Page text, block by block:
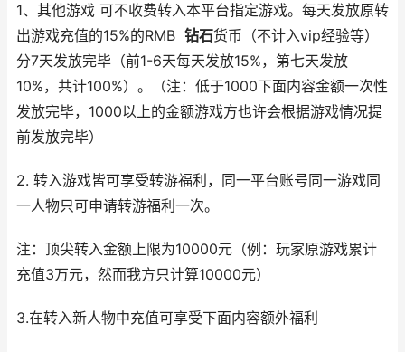
1、其他游戏 可不收费转入本平台指定游戏。每天发放原转
出游戏充值的15%的RMB 钻石货币（不计入vip经验等）
分7天发放完毕（前1-6天每天发放15%，第七天发放
10%，共计100%）。（注：低于1000下面内容金额一次性
发放完毕，1000以上的金额游戏方也许会根据游戏情况提
前发放完毕）
2. 转入游戏皆可享受转游福利，同一平台账号同一游戏同
一人物只可申请转游福利一次。
注：顶尖转入金额上限为10000元（例：玩家原游戏累计
充值3万元，然而我方只计算10000元）
3.在转入新人物中充值可享受下面内容额外福利